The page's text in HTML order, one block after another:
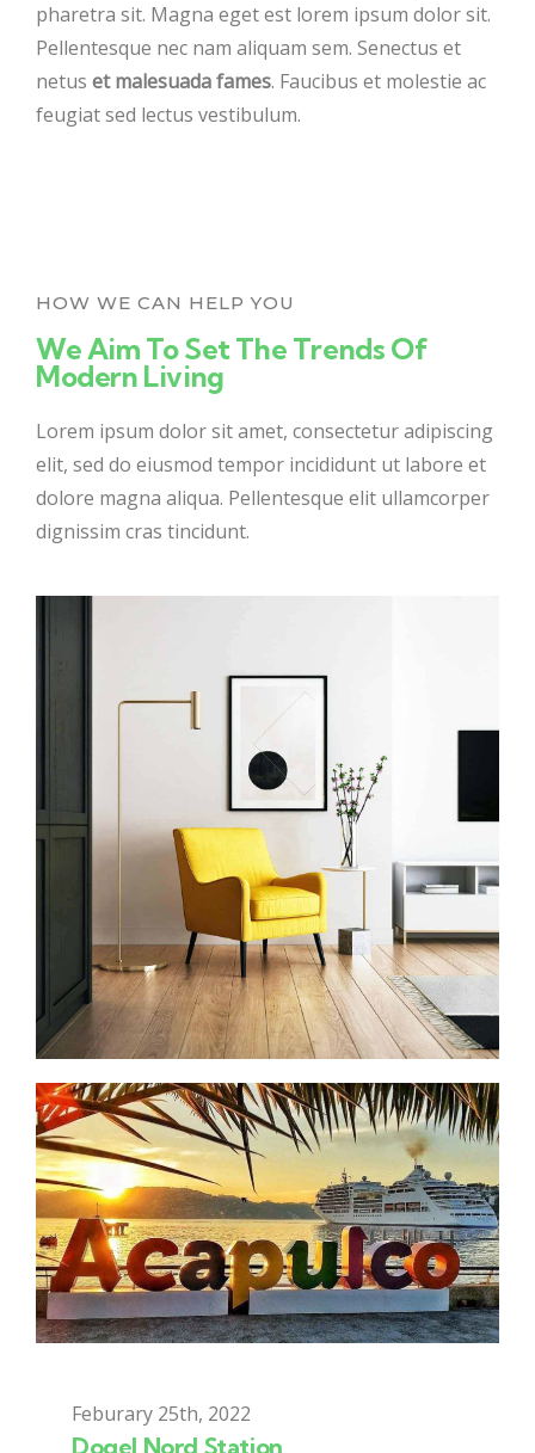
pharetra sit. Magna eget est lorem ipsum dolor sit.
Pellentesque nec nam aliquam sem. Senectus et
netus et malesuada fames. Faucibus et molestie ac
feugiat sed lectus vestibulum.
HOW WE CAN HELP YOU
We Aim To Set The Trends Of
Modern Living
Lorem ipsum dolor sit amet, consectetur adipiscing
elit, sed do eiusmod tempor incididunt ut labore et
dolore magna aliqua. Pellentesque elit ullamcorper
dignissim cras tincidunt.
Feburary 25th, 2022
Dogel Nord Station